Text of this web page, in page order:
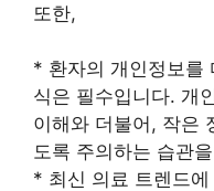
또한,
* 환자의 개인정보를
식은 필수입니다. 개
이해와 더불어, 작은
도록 주의하는 습관
* 최신 의료 트렌드